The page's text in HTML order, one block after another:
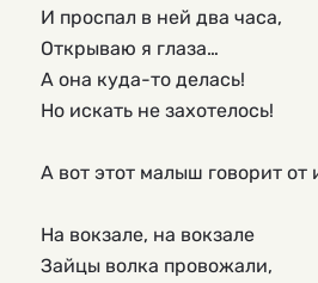
И проспал в ней два часа,
Открываю я глаза…
А она куда-то делась!
Но искать не захотелось!
А вот этот малыш говорит от
На вокзале, на вокзале
Зайцы волка провожали,